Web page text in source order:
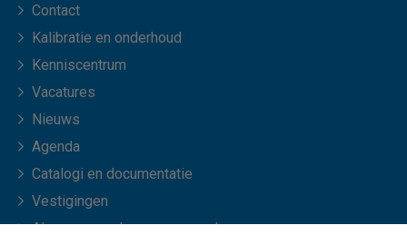
Contact
Kalibratie en onderhoud
Kenniscentrum
Vacatures
Nieuws
Agenda
Catalogi en documentatie
Vestigingen
Algemene verkoopvoorwaarden